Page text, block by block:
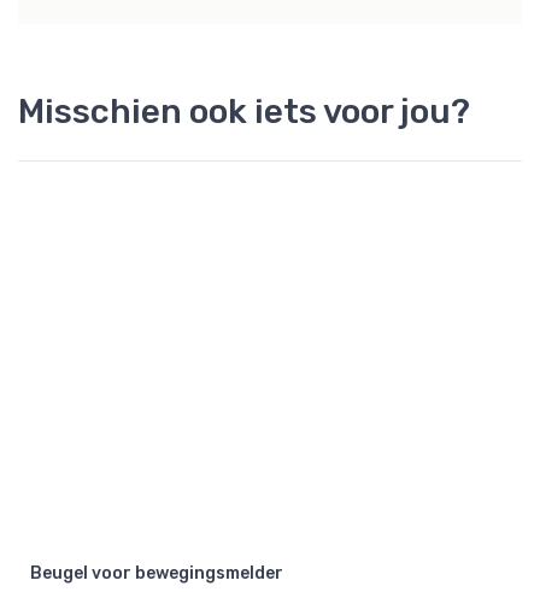
Misschien ook iets voor jou?
Beugel voor bewegingsmelder